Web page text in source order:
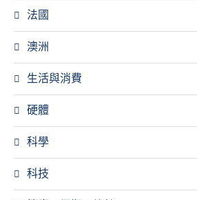
法國
澳洲
生活與消費
硬體
科學
科技